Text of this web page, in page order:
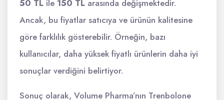
50 TL ile 150 TL arasında değişmektedir.
Ancak, bu fiyatlar satıcıya ve ürünün kalitesine
göre farklılık gösterebilir. Örneğin, bazı
kullanıcılar, daha yüksek fiyatlı ürünlerin daha iyi
sonuçlar verdiğini belirtiyor.
Sonuç olarak, Volume Pharma’nın Trenbolone